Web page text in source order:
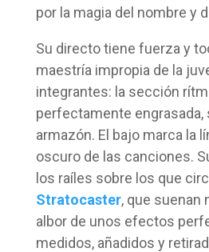
por la magia del nombre y
Su directo tiene fuerza y
maestría impropia de la
integrantes: la sección
perfectamente engrasada,
armazón. El bajo marca la
oscuro de las canciones.
los raíles sobre los que
Stratocaster, que suenan
albor de unos efectos
medidos, añadidos y